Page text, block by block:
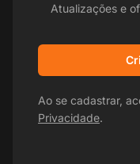
Atualizações e
Ao se cadastrar,
Privacidade.